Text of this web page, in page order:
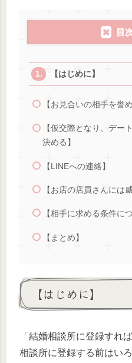
目
【はじめに】
【お見合いの相手を誉め
【仮交際となり、デー
決める】
【LINEへの連絡】
【お店の店員さんには
【相手に求める条件に
【まとめ】
【はじめに】
「結婚相談所に登録すれ
相談所に登録する前はい